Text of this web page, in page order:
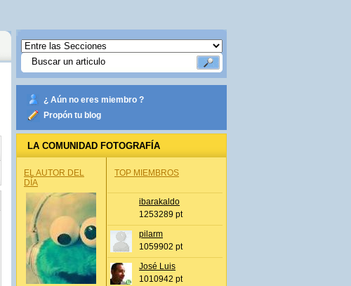
¿ Aún no eres miembro ?
Propón tu blog
LA COMUNIDAD FOTOGRAFÍA
EL AUTOR DEL
DÍA
TOP MIEMBROS
ibarakaldo
1253289 pt
pilarm
1059902 pt
José Luis
1010942 pt